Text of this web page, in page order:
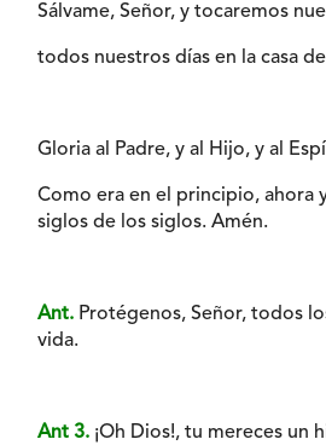
Sálvame, Señor, y tocaremos
todos nuestros días en la casa
Gloria al Padre, y al Hijo, y al
Como era en el principio, ahora
siglos de los siglos. Amén.
Ant. Protégenos, Señor, todos
vida.
Ant 3. ¡Oh Dios!, tu mereces un